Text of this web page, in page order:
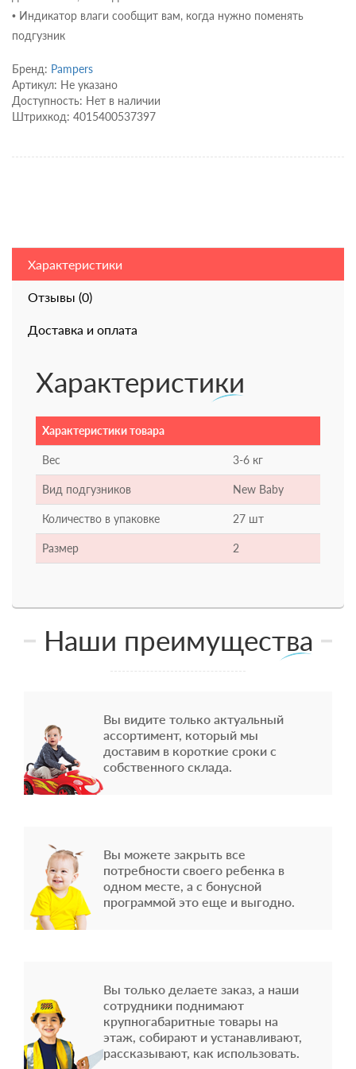
• Индикатор влаги сообщит вам, когда нужно поменять
подгузник
Бренд: Pampers
Артикул: Не указано
Доступность: Нет в наличии
Штрихкод: 4015400537397
Характеристики
Отзывы (0)
Доставка и оплата
Характеристики
Характеристики товара
Вес 3-6 кг
Вид подгузников New Baby
Количество в упаковке 27 шт
Размер 2
Наши преимущества
Вы видите только актуальный
ассортимент, который мы
доставим в короткие сроки с
собственного склада.
Вы можете закрыть все
потребности своего ребенка в
одном месте, а с бонусной
программой это еще и выгодно.
Вы только делаете заказ, а наши
сотрудники поднимают
крупногабаритные товары на
этаж, собирают и устанавливают,
рассказывают, как использовать.